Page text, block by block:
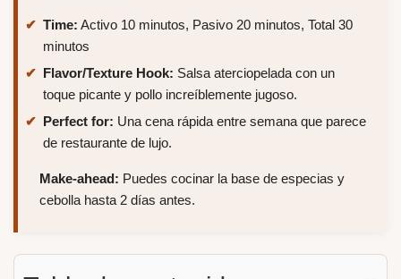
Time: Activo 10 minutos, Pasivo 20 minutos, Total 30
minutos
Flavor/Texture Hook: Salsa aterciopelada con un
toque picante y pollo increíblemente jugoso.
Perfect for: Una cena rápida entre semana que parece
de restaurante de lujo.
Make-ahead: Puedes cocinar la base de especias y
cebolla hasta 2 días antes.